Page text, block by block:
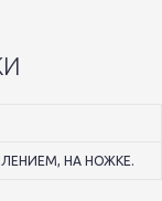
НА НОЖКЕ.